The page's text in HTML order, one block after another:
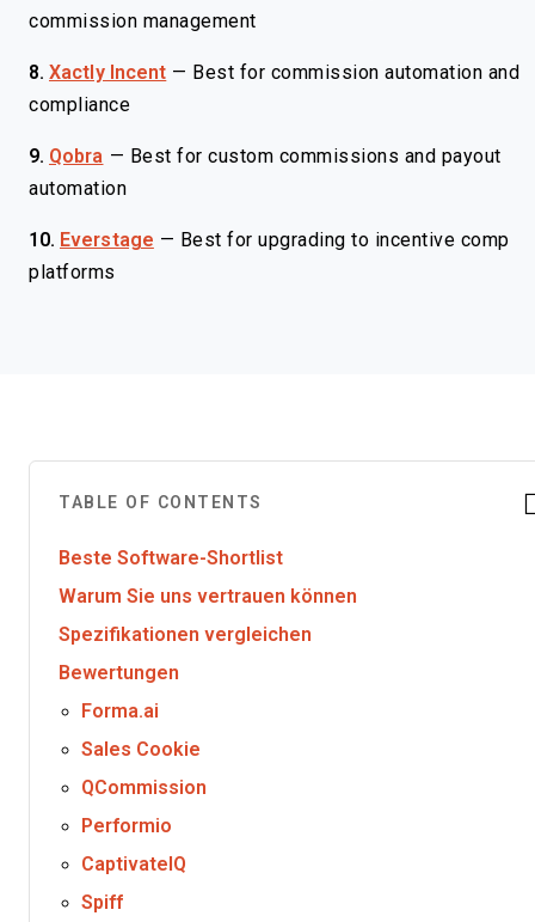
commission management
8. Xactly Incent — Best for commission automation and
compliance
9. Qobra — Best for custom commissions and payout
automation
10. Everstage — Best for upgrading to incentive comp
platforms
TABLE OF CONTENTS
Beste Software-Shortlist
Warum Sie uns vertrauen können
Spezifikationen vergleichen
Bewertungen
Forma.ai
Sales Cookie
QCommission
Performio
CaptivateIQ
Spiff